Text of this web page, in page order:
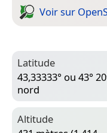
Voir sur
Latitude
43,33333° ou 43°
nord
Altitude